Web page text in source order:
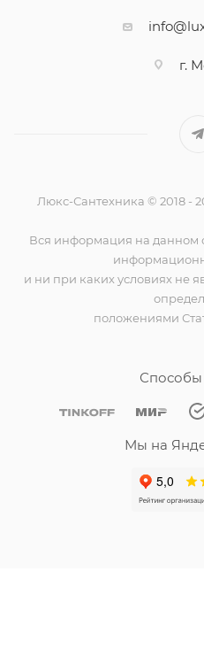
г.
Люкс-Сантехника © 2018 -
Вся информация на данном
и ни при каких условиях не
положениями
Способы
Мы на